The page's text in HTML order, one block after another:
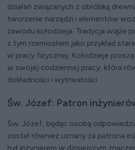
działań związanych z obróbką
tworzenie narzędzi i elementów
zawodu kołodzieja. Tradycja wiąże
z tym rzemiosłem jako przykład
w pracy fizycznej. Kołodzieje
w swojej codziennej pracy, która
dokładności i wytrwałości.
Św. Józef: Patron
Św. Józef, będąc osobą
został również uznany za patrona
był inżynierem w dzisiejszym